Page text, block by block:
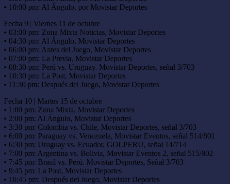
• 10:00 pm: Al Ángulo, por Movistar Deportes
Fecha 9 | Viernes 11 de octubre
• 03:00 pm: Zona Mixta Noticias, Movistar Deportes
• 04:30 pm: Al Ángulo, Movistar Deportes
• 06:00 pm: Antes del Juego, Movistar Deportes
• 07:00 pm: La Previa, Movistar Deportes
• 08:30 pm: Perú vs. Uruguay. Movistar Deportes, señal 3/703
• 10:30 pm: La Post, Movistar Deportes
• 11:30 pm: Después del Juego, Movistar Deportes
Fecha 10 | Martes 15 de octubre
• 1:00 pm: Zona Mixta, Movistar Deportes
• 2:00 pm: Al Ángulo, Movistar Deportes
• 3:30 pm: Colombia vs. Chile, Movistar Deportes, señal 3/703
• 6:00 pm: Paraguay vs. Venezuela, Movistar Eventos, señal 514/801
• 6:30 pm: Uruguay vs. Ecuador, GOLPERU, señal 14/714
• 7:00 pm: Argentina vs. Bolivia, Movistar Eventos 2, señal 515/802
• 7:45 pm: Brasil vs. Perú. Movistar Deportes, Señal 3/703
• 9:45 pm: La Post, Movistar Deportes
• 10:45 pm: Después del Juego, Movistar Deportes